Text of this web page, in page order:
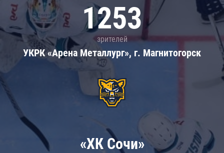
1253
зрителей
УКРК «Арена Металлург», г. Магнитогорск
«ХК Сочи»